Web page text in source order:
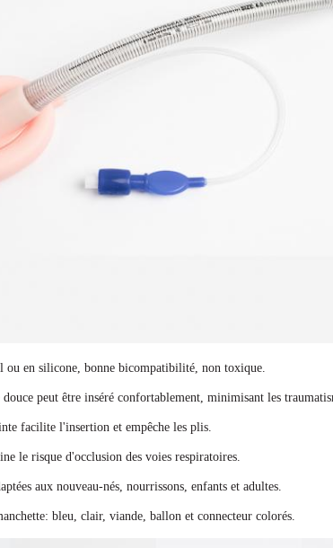
ou en silicone, bonne bicompatibilité, non toxique.
peut être inséré confortablement, minimisant les
facilite l'insertion et empêche les plis.
le risque d'occlusion des voies respiratoires.
aux nouveau-nés, nourrissons, enfants et adultes.
bleu, clair, viande, ballon et connecteur colorés.